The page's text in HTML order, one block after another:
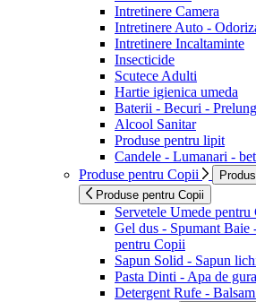
Intretinere Camera
Intretinere Auto -
Intretinere Incaltaminte
Insecticide
Scutece Adulti
Hartie igienica umeda
Baterii - Becuri -
Alcool Sanitar
Produse pentru lipit
Candele - Lumanari -
Produse pentru Copii
Produse pentru Copii
Servetele Umede
Gel dus - Spumant Baie
pentru Copii
Sapun Solid - Sapun
Pasta Dinti - Apa de
Detergent Rufe -